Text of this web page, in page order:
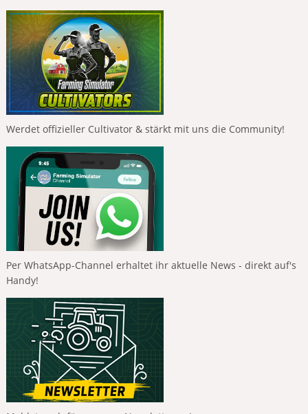
Werdet offizieller Cultivator & stärkt mit uns die Community!
Per WhatsApp-Channel erhaltet ihr aktuelle News - direkt auf's
Handy!